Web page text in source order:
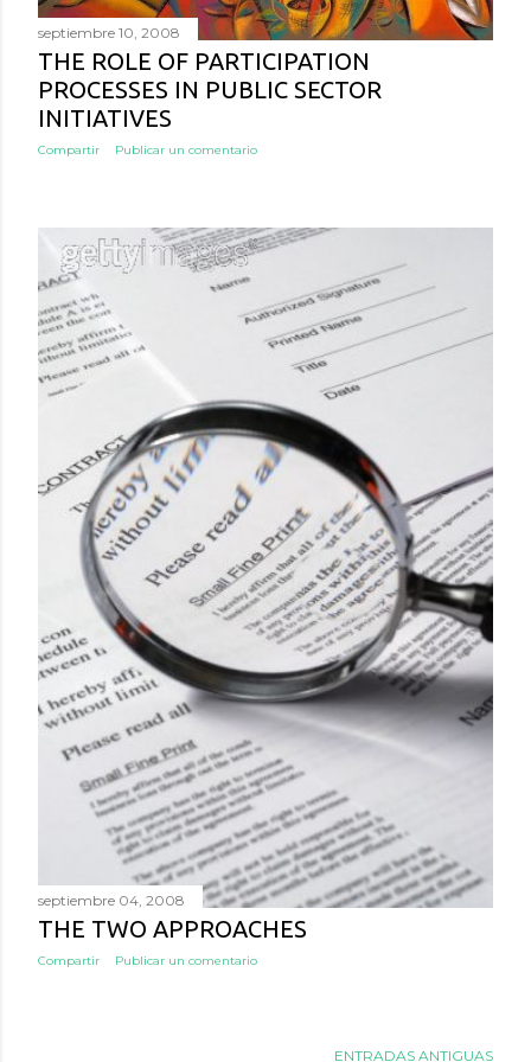
septiembre 10, 2008
THE ROLE OF PARTICIPATION
PROCESSES IN PUBLIC SECTOR
INITIATIVES
Compartir Publicar un comentario
septiembre 04, 2008
THE TWO APPROACHES
Compartir Publicar un comentario
ENTRADAS ANTIGUAS